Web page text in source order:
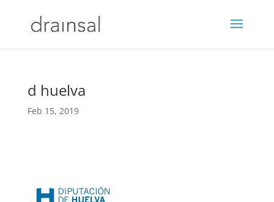
d huelva
Feb 15, 2019